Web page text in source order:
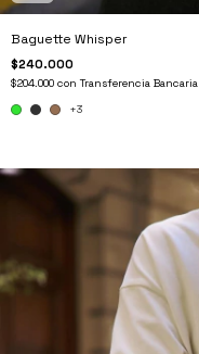
Baguette Whisper
$240.000
$204.000 con Transferencia Bancaria
+3